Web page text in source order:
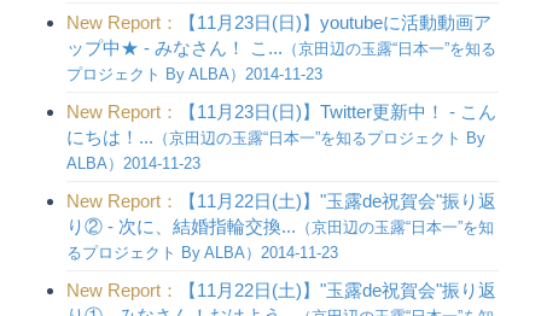
New Report：
【11月23日(日)】youtubeに活動動画ア
ップ中★ - みなさん！ こ... （京田辺の玉露“日本一”を知る
プロジェクト By ALBA）2014-11-23
New Report：
【11月23日(日)】Twitter更新中！ - こん
にちは！... （京田辺の玉露“日本一”を知るプロジェクト By
ALBA）2014-11-23
New Report：
【11月22日(土)】"玉露de祝賀会"振り返
り② - 次に、結婚指輪交換... （京田辺の玉露“日本一”を知
るプロジェクト By ALBA）2014-11-23
New Report：
【11月22日(土)】"玉露de祝賀会"振り返